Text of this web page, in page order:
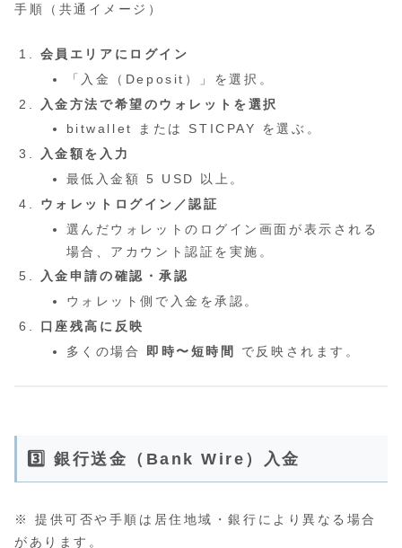
手順（共通イメージ）
会員エリアにログイン
「入金（Deposit）」を選択。
入金方法で希望のウォレットを選択
bitwallet または STICPAY を選ぶ。
入金額を入力
最低入金額 5 USD 以上。
ウォレットログイン／認証
選んだウォレットのログイン画面が表示される
場合、アカウント認証を実施。
入金申請の確認・承認
ウォレット側で入金を承認。
口座残高に反映
多くの場合
即時〜短時間 で反映されます。
3️⃣ 銀行送金（Bank Wire）入金
※ 提供可否や手順は居住地域・銀行により異なる場合
があります。